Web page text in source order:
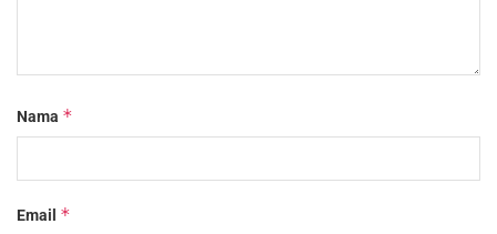
Nama *
Email *